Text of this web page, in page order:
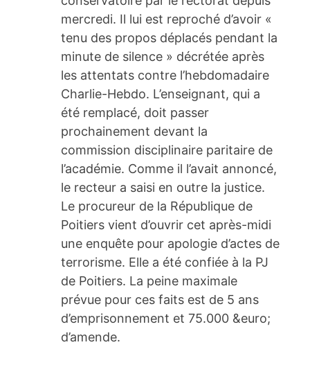
mercredi. Il lui est reproché d’avoir «
tenu des propos déplacés pendant la
minute de silence » décrétée après
les attentats contre l’hebdomadaire
Charlie-Hebdo. L’enseignant, qui a
été remplacé, doit passer
prochainement devant la
commission disciplinaire paritaire de
l’académie. Comme il l’avait annoncé,
le recteur a saisi en outre la justice.
Le procureur de la République de
Poitiers vient d’ouvrir cet après-midi
une enquête pour apologie d’actes de
terrorisme. Elle a été confiée à la PJ
de Poitiers. La peine maximale
prévue pour ces faits est de 5 ans
d’emprisonnement et 75.000 &euro;
d’amende.